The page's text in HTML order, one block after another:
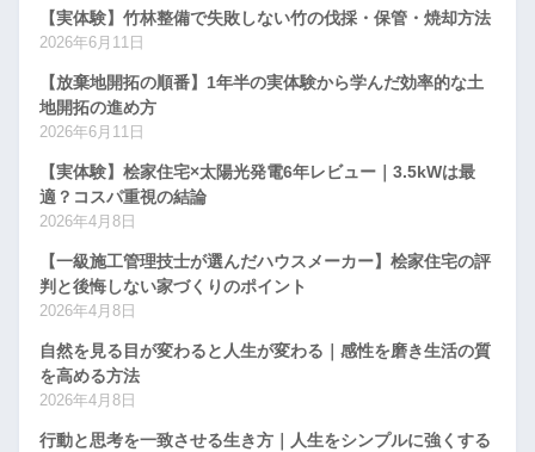
【実体験】竹林整備で失敗しない竹の伐採・保管・焼却方法
2026年6月11日
【放棄地開拓の順番】1年半の実体験から学んだ効率的な土
地開拓の進め方
2026年6月11日
【実体験】桧家住宅×太陽光発電6年レビュー｜3.5kWは最
適？コスパ重視の結論
2026年4月8日
【一級施工管理技士が選んだハウスメーカー】桧家住宅の評
判と後悔しない家づくりのポイント
2026年4月8日
自然を見る目が変わると人生が変わる｜感性を磨き生活の質
を高める方法
2026年4月8日
行動と思考を一致させる生き方｜人生をシンプルに強くする